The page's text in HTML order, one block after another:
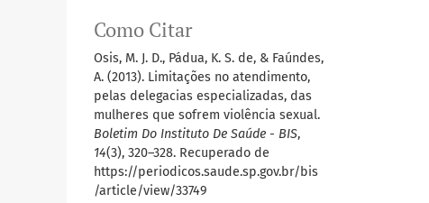
Como Citar
Osis, M. J. D., Pádua, K. S. de, & Faúndes,
A. (2013). Limitações no atendimento,
pelas delegacias especializadas, das
mulheres que sofrem violência sexual.
Boletim Do Instituto De Saúde - BIS,
14(3), 320–328. Recuperado de
https://periodicos.saude.sp.gov.br/bis
/article/view/33749